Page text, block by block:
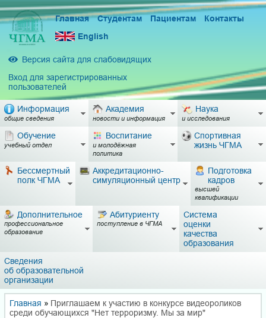
Главная Студентам Пациентам
Контакты
English
Версия сайта для слабовидящих
Вход для зарегистрированных
пользователей
Информация
общие сведения
Академия
новости и информация
Наука
и исследования
Обучение
учебный отдел
Воспитание
и молодёжная
политика
Спортивная
жизнь ЧГМА
Бессмертный
полк ЧГМА
Аккредитационно-
симуляционный центр
Подготовка
кадров
высшей
квалификации
Дополнительное
профессиональное
образование
Абитуриенту
поступление в ЧГМА
Система
оценки
качества
образования
Сведения
об образовательной
организации
Главная » Приглашаем к участию в конкурсе видеороликов
среди обучающихся "Нет терроризму. Мы за мир"